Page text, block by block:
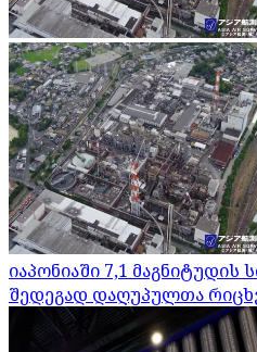
იაპონიაში 7,1 მაგნიტუდის
შედეგად დაღუპულთა